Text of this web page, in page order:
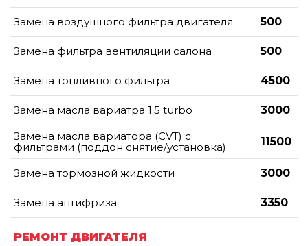
Замена воздушного фильтра двигателя 500
Замена фильтра вентиляции салона 500
Замена топливного фильтра 4500
Замена масла вариатра 1.5 turbo
3000
Замена масла вариатора (CVT) с
фильтрами (поддон снятие/установка)
11500
Замена тормозной жидкости 3000
Замена антифриза 3350
РЕМОНТ ДВИГАТЕЛЯ